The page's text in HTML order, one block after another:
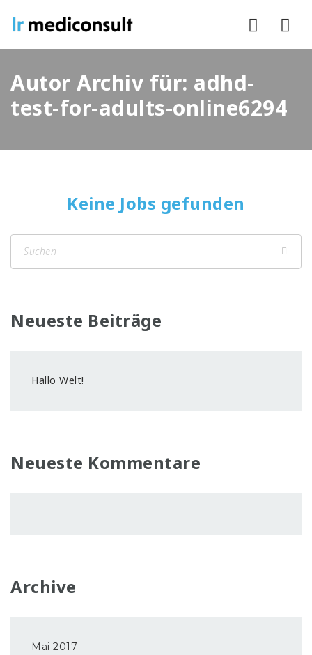
Autor Archiv für: adhd-
test-for-adults-online6294
Keine Jobs gefunden
Neueste Beiträge
Hallo Welt!
Neueste Kommentare
Archive
Mai 2017